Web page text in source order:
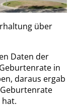
über
Daten der
in
daraus ergab